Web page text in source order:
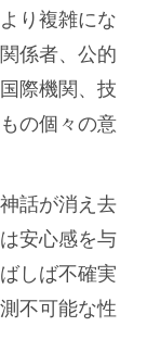
り複雑にな
係者、公的
際機関、技
の個々の意
話が消え去
安心感を与
しば不確実
不可能な性